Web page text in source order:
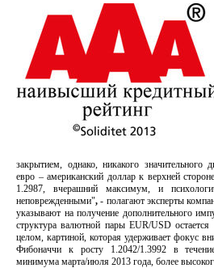
закрытием, однако, никакого
евро – американский доллар к верхней
1.2987, вчерашний максимум, и
неповрежденными", - полагают эксперты
указывают на получение дополнительного
структура валютной пары EUR/USD
целом, картиной, которая удерживает фокус
Фибоначчи к росту 1.2042/1.3992 в
минимума марта/июля 2013 года, более